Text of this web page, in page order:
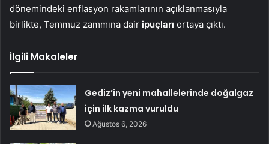
dönemindeki enflasyon rakamlarının açıklanmasıyla
birlikte, Temmuz zammına dair ipuçları ortaya çıktı.
İlgili Makaleler
Gediz’in yeni mahallelerinde doğalgaz
için ilk kazma vuruldu
Ağustos 6, 2026